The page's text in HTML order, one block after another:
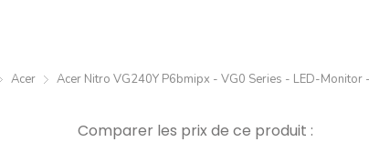
Acer Acer Nitro VG240Y P6bmipx - VG0 Series - LED-Monitor
Comparer les prix de ce produit :